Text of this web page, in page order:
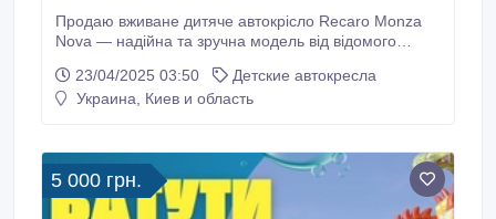
Продаю вживане дитяче автокрісло Recaro Monza
Nova — надійна та зручна модель від відомого
безпеки та комфорту для вашої дитини під час
поїздок. Крісло в хорошому стані,
чи безпеку.
23/04/2025 03:50
Детские автокресла
Украина, Киев и область
5 000 грн.